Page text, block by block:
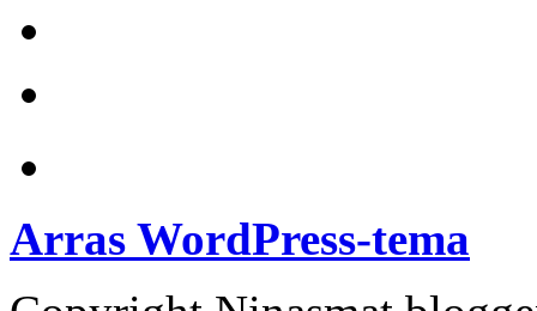
Arras WordPress-tema